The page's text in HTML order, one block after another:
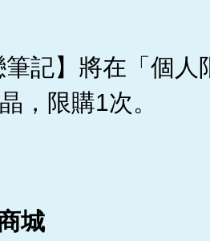
筆記】將在「個
，限購1次。
城